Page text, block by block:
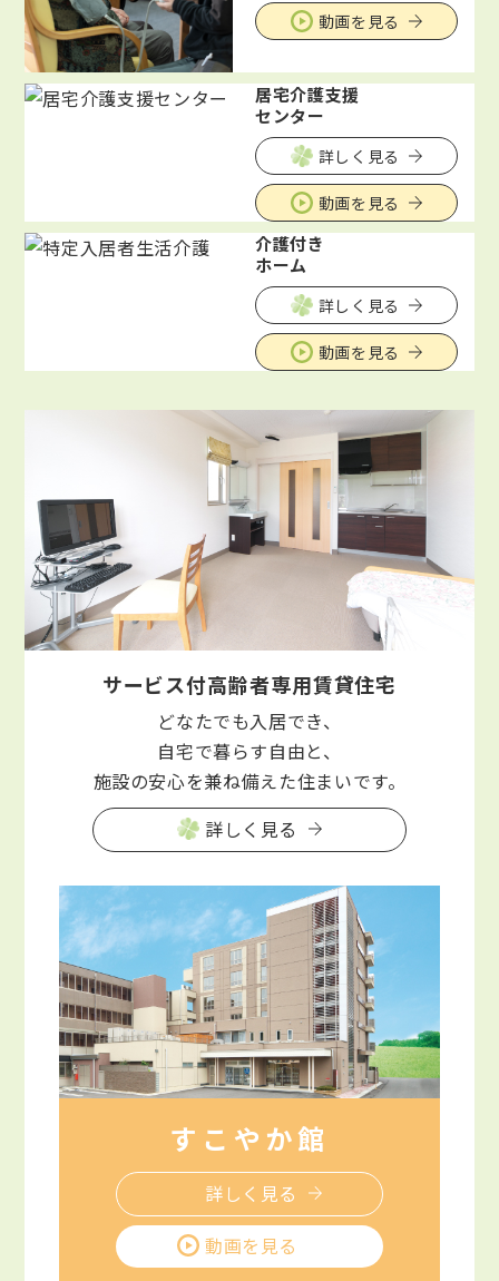
動画を見る
居宅介護支援
センター
詳しく見る
動画を見る
介護付き
ホーム
詳しく見る
動画を見る
サービス付高齢者専用賃貸住宅
どなたでも入居でき、
自宅で暮らす自由と、
施設の安心を兼ね備えた住まいです。
詳しく見る
すこやか館
詳しく見る
動画を見る